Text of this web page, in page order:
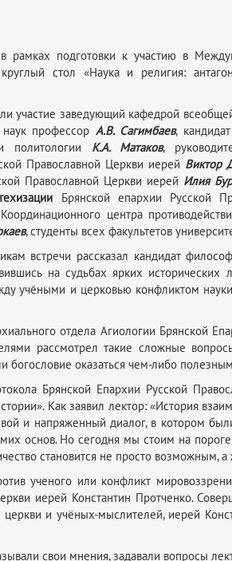
рамках подготовки к участию в
стол «Наука и религия:
участие заведующий кафедрой
профессор А.В. Сагимбаев,
политологии К.А. Матаков,
Православной Церкви иерей Виктор
Православной Церкви иерей Илия
Брянской епархии Русской
центра
, студенты всех факультетов
встречи рассказал кандидат
на судьбах ярких исторических
учёными и церковью конфликтом
отдела Агиологии Брянской
рассмотрел такие сложные
оказаться чем-либо
Брянской Епархии Русской
Как заявил лектор: «История
и напряженный диалог, в котором
основ. Но сегодня мы стоим на
становится не просто возможным,
ученого или конфликт
иерей Константин Протченко.
и учёных-мыслителей, иерей
свои мнения, задавали вопросы